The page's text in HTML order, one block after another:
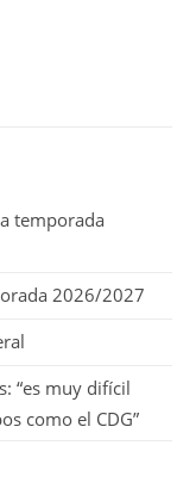
temporada
2026/2027
“es muy difícil
como el CDG”